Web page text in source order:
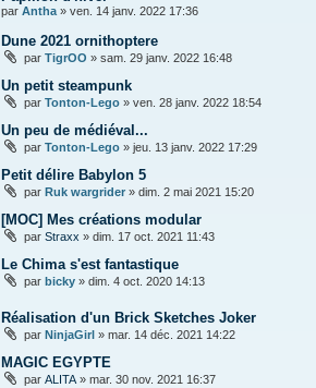
par Antha » ven. 14 janv. 2022 17:36
Dune 2021 ornithoptere
par TigrOO » sam. 29 janv. 2022 16:48
Un petit steampunk
par Tonton-Lego » ven. 28 janv. 2022 18:54
Un peu de médiéval...
par Tonton-Lego » jeu. 13 janv. 2022 17:29
Petit délire Babylon 5
par Ruk wargrider » dim. 2 mai 2021 15:20
[MOC] Mes créations modular
par Straxx » dim. 17 oct. 2021 11:43
Le Chima s'est fantastique
par bicky » dim. 4 oct. 2020 14:13
Réalisation d'un Brick Sketches Joker
par NinjaGirl » mar. 14 déc. 2021 14:22
MAGIC EGYPTE
par ALITA » mar. 30 nov. 2021 16:37